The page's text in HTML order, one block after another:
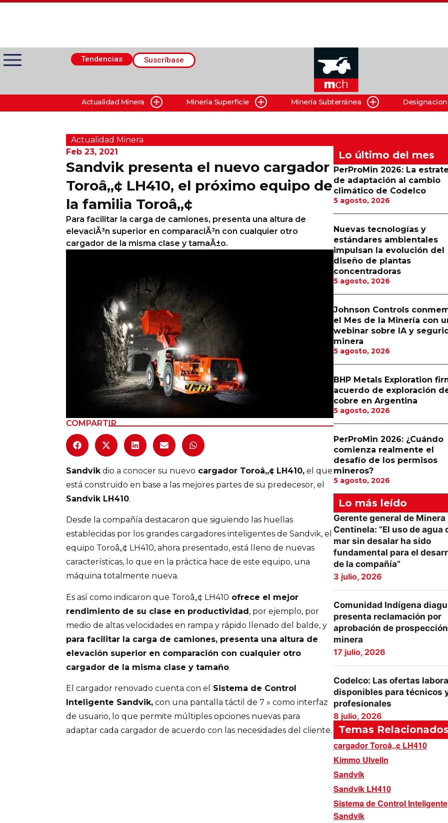
Tendencias Suscríbase
Actualidad Minera
Minería Superficie
Minerí­a Subterránea
Columnas de Opinión
Actualidad Minera Minería Superficie Minería Subterránea
Actualidad Minera
Feb 23, 2021
Sandvik presenta el nuevo cargador
Toroâ„¢ LH410, el próximo equipo de
la familia Toroâ„¢
Para facilitar la carga de camiones, presenta una altura de
elevaciÃ³n superior en comparaciÃ³n con cualquier otro
cargador de la misma clase y tamaÃ±o.
COMPARTIR
Sandvikdio a conocer su nuevo cargador Toroâ„¢ LH410, el que
está construido en base a las mejores partes de su predecesor, el
Sandvik LH410.
Desde la compañía destacaron que siguiendo las huellas
establecidas por los grandes cargadores inteligentes de Sandvik, el
equipo Toroâ„¢ LH410, ahora presentado, está lleno de nuevas
características, lo que en la práctica hace de este equipo, una
máquina totalmente nueva.
Es así como indicaron que Toroâ„¢ LH410 ofrece el mejor
rendimiento de su clase en productividad, por ejemplo, por
medio de altas velocidades en rampa y rápido llenado del balde, y
para facilitar la carga de camiones, presenta una altura de
elevación superior en comparación con cualquier otro
cargador de la misma clase y tamaño.
El cargador renovado cuenta con el
Sistema de Control
Inteligente Sandvik, con una pantalla táctil de 7 » como interfaz
de usuario, lo que permite múltiples opciones nuevas para
adaptar cada cargador de acuerdo con las necesidades del cliente.
Lo último del mes
PerProMin 2026: La
de adaptación al cambio
climático de Codelco
5 agosto, 2026
Nuevas tecnologías y
estándares ambientales
impulsan la evolución del
diseño de plantas
concentradoras
5 agosto, 2026
Johnson Controls
el Mes de la Minería con
webinar sobre IA y
minera
5 agosto, 2026
BHP Metals Exploration
acuerdo de exploración
cobre en Argentina
5 agosto, 2026
PerProMin 2026: ¿Cuándo
comienza realmente el
desafío de los permisos
mineros?
5 agosto, 2026
Lo más leído
Gerente general de Minera
Centinela: “El uso de agua
mar sin desalar ha sido
fundamental para el
de la compañía”
3 julio, 2026
Comunidad Indígena
presenta reclamación por
aprobación de prospección
minera
17 julio, 2026
Codelco: Las ofertas
disponibles para técnicos
profesionales
8 julio, 2026
Temas Relacionados
cargador Toroâ„¢ LH410
Kimmo Ulvelin
Sandvik
Sandvik LH410
Sistema de Control Inteligente
Sandvik